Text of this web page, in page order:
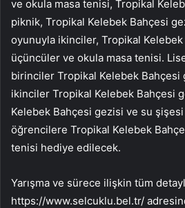
ve okula masa tenisi, Tropikal
piknik, Tropikal Kelebek Bahçesi
oyunuyla ikinciler, Tropikal
üçüncüler ve okula masa tenisi.
birinciler Tropikal Kelebek Bahçesi
ikinciler Tropikal Kelebek Bahçesi
Kelebek Bahçesi gezisi ve su
öğrencilere Tropikal Kelebek
tenisi hediye edilecek.
Yarışma ve sürece ilişkin tüm
https://www.selcuklu.bel.tr/